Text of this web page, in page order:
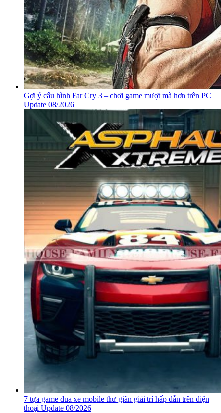
Gợi ý cấu hình Far Cry 3 – chơi game mượt mà hơn trên PC
Update 08/2026
7 tựa game đua xe mobile thư giãn giải trí hấp dẫn trên điện
thoại Update 08/2026